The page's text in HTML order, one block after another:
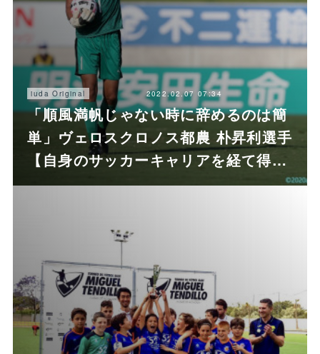
iuda Original 2022.02.07 07:34
「順風満帆じゃない時に辞めるのは簡
単」ヴェロスクロノス都農 朴昇利選手
【自身のサッカーキャリアを経て得…